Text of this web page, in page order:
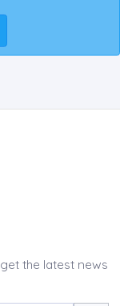
the latest news